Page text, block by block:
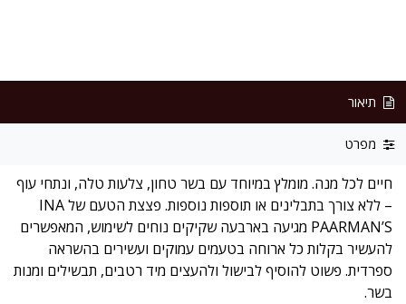
תיאור
מפרט
חיים לכל מנה. מומלץ במיוחד עם בשר טחון, צלעות טלה, ונתחי עוף
– ללא צורך בתבלינים או תוספות נוספות. פצצת הטעם של INA
PAARMAN’S מגיעה בארבעה שקיקים נוחים לשימוש, המאפשרים
להעשיר בקלות כל ארוחה בטעמים עמוקים ועשירים בהשראה
ספרדית. פשוט להוסיף לבישול ולהעצים מיד רטבים, תבשילים ומנות
בשר.